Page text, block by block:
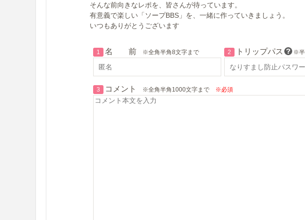
そんな前向きなレポを、皆さんが待っています。
有意義で楽しい「ソープBBS」を、一緒に作っていきましょう。
いつもありがとうございます
1 名 前 ※全角半角8文字まで 2 トリップパス ※半
3 コメント ※全角半角1000文字まで ※必須